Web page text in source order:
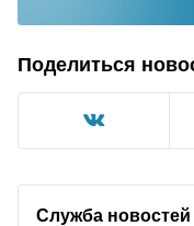
Поделиться
Служба новостей